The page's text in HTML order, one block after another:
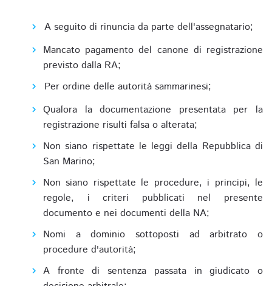
A seguito di rinuncia da parte dell'assegnatario;
Mancato pagamento del canone di registrazione
previsto dalla RA;
Per ordine delle autorità sammarinesi;
Qualora la documentazione presentata per la
registrazione risulti falsa o alterata;
Non siano rispettate le leggi della Repubblica di
San Marino;
Non siano rispettate le procedure, i principi, le
regole, i criteri pubblicati nel presente
documento e nei documenti della NA;
Nomi a dominio sottoposti ad arbitrato o
procedure d'autorità;
A fronte di sentenza passata in giudicato o